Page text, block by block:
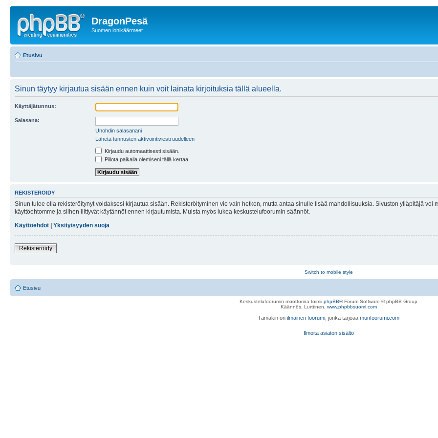
DragonPesä
Suomen lohikäärmeet
Etusivu
Sinun täytyy kirjautua sisään ennen kuin voit lainata kirjoituksia tällä alueella.
Käyttäjätunnus:
Salasana:
Unohdin salasanani
Lähetä tunnusten aktivointiviesti uudelleen
Kirjaudu automaattisesti sisään.
Piilota paikalla olemiseni tällä kertaa
REKISTERÖIDY
Sinun tulee olla rekisteröitynyt voidaksesi kirjautua sisään. Rekisteröityminen vie vain hetken, mutta antaa sinulle lisää mahdollisuuksia. Sivuston ylläpitäjä
käyttöehtomme ja siihen liittyvät käytännöt ennen kirjautumista. Muista myös lukea keskustelufoorumin säännöt.
Käyttöehdot
Yksityisyyden suoja
Rekisteröidy
Switch to mobile style
Etusivu
Keskustelufoorumin moottorina toimii phpBB® Forum Software © phpBB Group
Käännös, Lurttinen, www.phpbbsuomi.com
Tämäkin on ilmainen foorumi , jonka tarjoaa munfoorumi.com
Ilmoita asiaton sisältö